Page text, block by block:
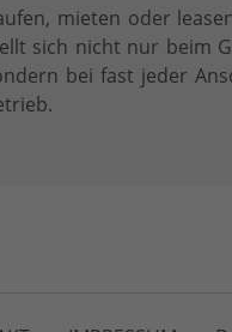
mieten oder
sich nicht nur beim
bei fast jeder